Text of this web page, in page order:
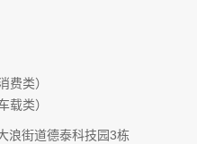
费类）
类）
浪街道德泰科技园3栋